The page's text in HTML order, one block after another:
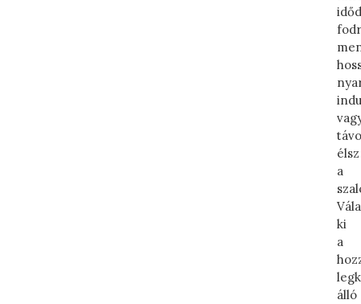
időd
élsz
a
ki
a
álló